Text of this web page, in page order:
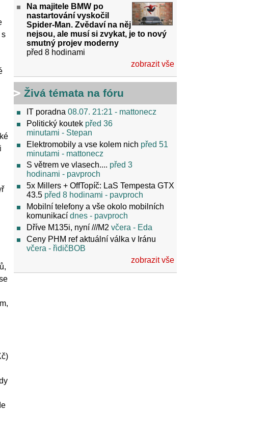
s
Na majitele BMW po
nastartování vyskočil
Spider-Man. Zvědaví na něj
nejsou, ale musí si zvykat, je to nový
smutný projev moderny
před 8 hodinami
zobrazit vše
Živá témata na fóru
IT poradna 08.07. 21:21 - mattonecz
Politický koutek před 36
minutami - Stepan
Elektromobily a vse kolem nich před 51
minutami - mattonecz
S větrem ve vlasech.... před 3
hodinami - pavproch
5x Millers + OffTopíč: LaS Tempesta GTX
43.5 před 8 hodinami - pavproch
Mobilní telefony a vše okolo mobilních
komunikací dnes - pavproch
Dříve M135i, nyní ///M2 včera - Eda
Ceny PHM ref aktuální válka v Iránu
včera - řidičBOB
zobrazit vše